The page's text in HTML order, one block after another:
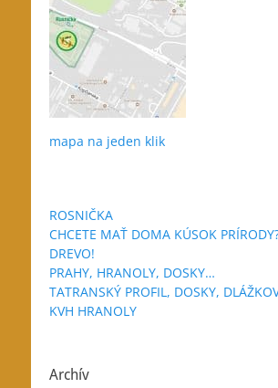
mapa na jeden klik
ROSNIČKA
CHCETE MAŤ DOMA KÚSOK
DREVO!
PRAHY, HRANOLY, DOSKY…
TATRANSKÝ PROFIL, DOSKY,
KVH HRANOLY
Archív